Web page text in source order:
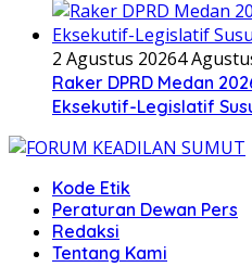
2 Agustus 20264
Raker DPRD Medan
Eksekutif-Legislatif
Kode Etik
Peraturan Dewan Pers
Redaksi
Tentang Kami